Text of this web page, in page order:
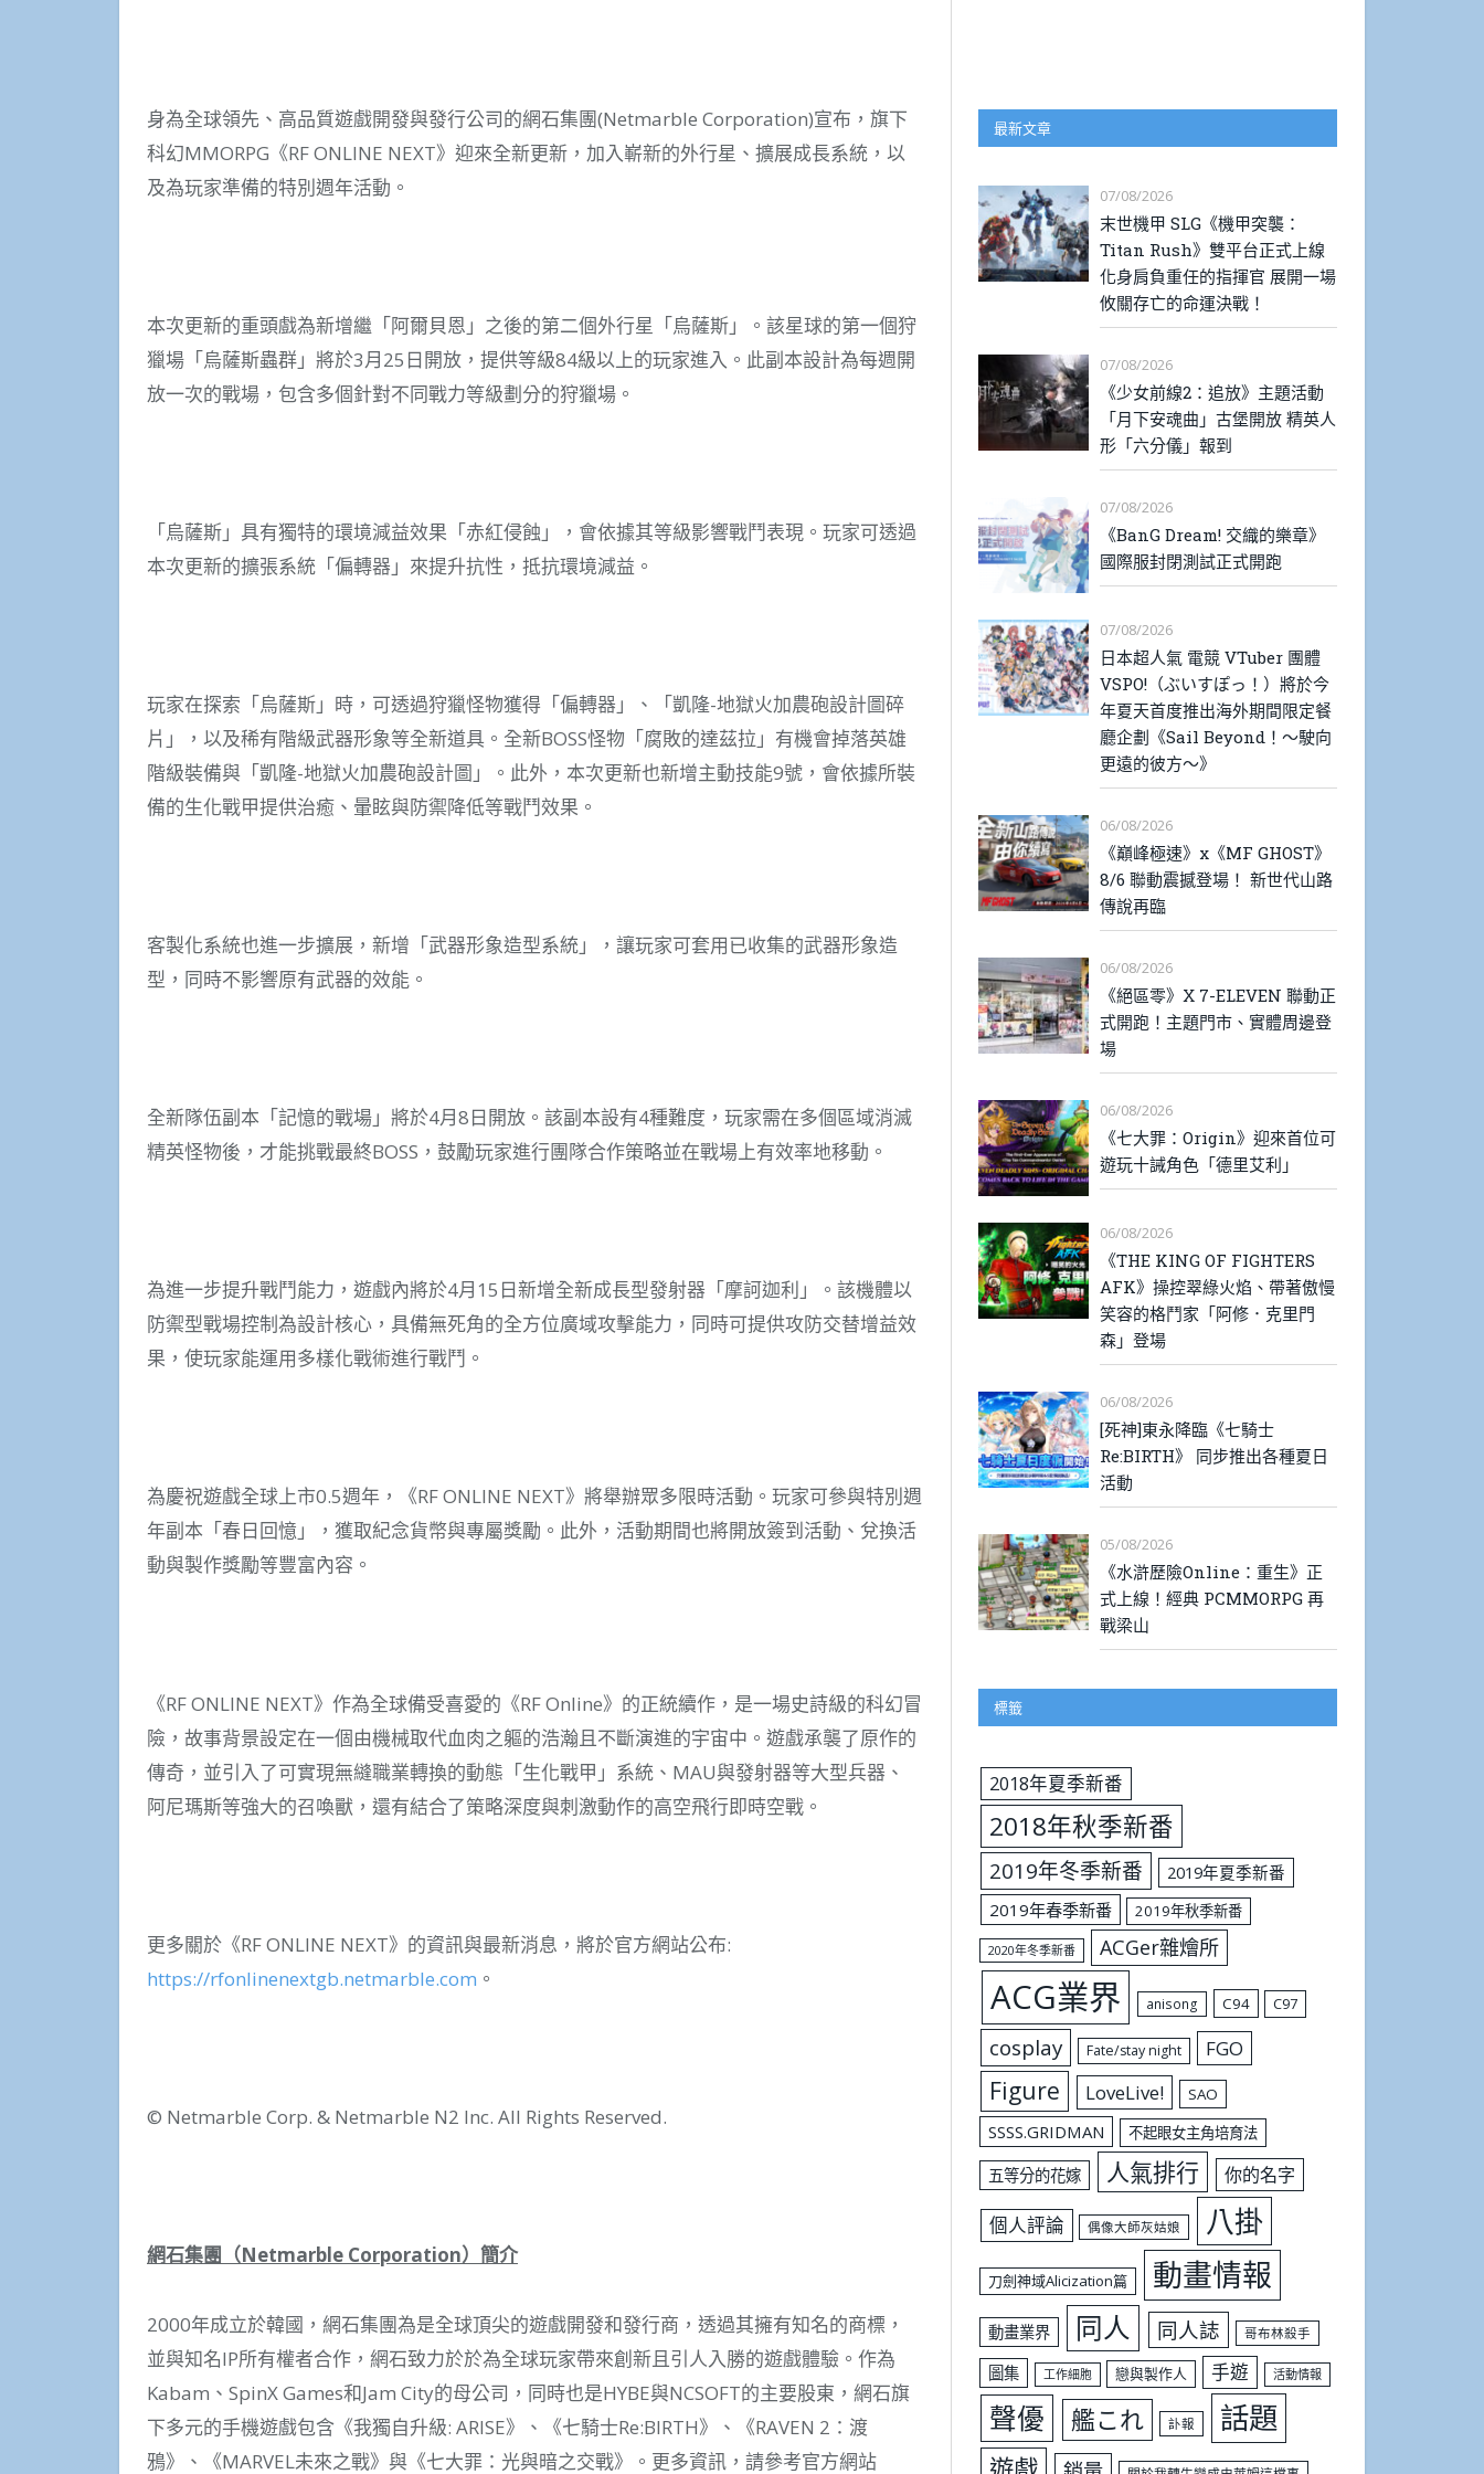
身為全球領先、高品質遊戲開發與發行公司的網石集團(Netmarble Corporation)宣布，旗下
科幻MMORPG《RF ONLINE NEXT》迎來全新更新，加入嶄新的外行星、擴展成長系統，以
及為玩家準備的特別週年活動。
本次更新的重頭戲為新增繼「阿爾貝恩」之後的第二個外行星「烏薩斯」。該星球的第一個狩
獵場「烏薩斯蟲群」將於3月25日開放，提供等級84級以上的玩家進入。此副本設計為每週開
放一次的戰場，包含多個針對不同戰力等級劃分的狩獵場。
「烏薩斯」具有獨特的環境減益效果「赤紅侵蝕」，會依據其等級影響戰鬥表現。玩家可透過
本次更新的擴張系統「偏轉器」來提升抗性，抵抗環境減益。
玩家在探索「烏薩斯」時，可透過狩獵怪物獲得「偏轉器」、「凱隆-地獄火加農砲設計圖碎
片」，以及稀有階級武器形象等全新道具。全新BOSS怪物「腐敗的達茲拉」有機會掉落英雄
階級裝備與「凱隆-地獄火加農砲設計圖」。此外，本次更新也新增主動技能9號，會依據所裝
備的生化戰甲提供治癒、暈眩與防禦降低等戰鬥效果。
客製化系統也進一步擴展，新增「武器形象造型系統」，讓玩家可套用已收集的武器形象造
型，同時不影響原有武器的效能。
全新隊伍副本「記憶的戰場」將於4月8日開放。該副本設有4種難度，玩家需在多個區域消滅
精英怪物後，才能挑戰最終BOSS，鼓勵玩家進行團隊合作策略並在戰場上有效率地移動。
為進一步提升戰鬥能力，遊戲內將於4月15日新增全新成長型發射器「摩訶迦利」。該機體以
防禦型戰場控制為設計核心，具備無死角的全方位廣域攻擊能力，同時可提供攻防交替增益效
果，使玩家能運用多樣化戰術進行戰鬥。
為慶祝遊戲全球上市0.5週年，《RF ONLINE NEXT》將舉辦眾多限時活動。玩家可參與特別週
年副本「春日回憶」，獲取紀念貨幣與專屬獎勵。此外，活動期間也將開放簽到活動、兌換活
動與製作獎勵等豐富內容。
《RF ONLINE NEXT》作為全球備受喜愛的《RF Online》的正統續作，是一場史詩級的科幻冒
險，故事背景設定在一個由機械取代血肉之軀的浩瀚且不斷演進的宇宙中。遊戲承襲了原作的
傳奇，並引入了可實現無縫職業轉換的動態「生化戰甲」系統、MAU與發射器等大型兵器、
阿尼瑪斯等強大的召喚獸，還有結合了策略深度與刺激動作的高空飛行即時空戰。
更多關於《RF ONLINE NEXT》的資訊與最新消息，將於官方網站公布:
https://rfonlinenextgb.netmarble.com 。
© Netmarble Corp. & Netmarble N2 Inc. All Rights Reserved.
網石集團（Netmarble Corporation）簡介
2000年成立於韓國，網石集團為是全球頂尖的遊戲開發和發行商，透過其擁有知名的商標，
並與知名IP所有權者合作，網石致力於於為全球玩家帶來創新且引人入勝的遊戲體驗。作為
Kabam、SpinX Games和Jam City的母公司，同時也是HYBE與NCSOFT的主要股東，網石旗
下多元的手機遊戲包含《我獨自升級: ARISE》、《七騎士Re:BIRTH》、《RAVEN 2：渡
鴉》、《MARVEL未來之戰》與《七大罪：光與暗之交戰》。更多資訊，請參考官方網站
最新文章
07/08/2026
末世機甲 SLG《機甲突襲：
Titan Rush》雙平台正式上線
化身肩負重任的指揮官 展開一場
攸關存亡的命運決戰！
07/08/2026
《少女前線2：追放》主題活動
「月下安魂曲」古堡開放 精英人
形「六分儀」報到
07/08/2026
《BanG Dream! 交織的樂章》
國際服封閉測試正式開跑
07/08/2026
日本超人氣 電競 VTuber 團體
VSPO!（ぶいすぽっ！）將於今
年夏天首度推出海外期間限定餐
廳企劃《Sail Beyond！～駛向
更遠的彼方～》
06/08/2026
《巔峰極速》x《MF GHOST》
8/6 聯動震撼登場！ 新世代山路
傳說再臨
06/08/2026
《絕區零》X 7-ELEVEN 聯動正
式開跑！主題門市、實體周邊登
場
06/08/2026
《七大罪：Origin》迎來首位可
遊玩十誡角色「德里艾利」
06/08/2026
《THE KING OF FIGHTERS
AFK》操控翠綠火焰、帶著傲慢
笑容的格鬥家「阿修．克里門
森」登場
06/08/2026
[死神]東永降臨《七騎士
Re:BIRTH》 同步推出各種夏日
活動
05/08/2026
《水滸歷險Online：重生》正
式上線！經典 PCMMORPG 再
戰梁山
標籤
2018年夏季新番
2018年秋季新番
2019年冬季新番
2019年夏季新番
2019年春季新番
2019年秋季新番
2020年冬季新番 ACGer雜燴所
ACG業界 anisong C94 C97
cosplay Fate/stay night FGO
Figure LoveLive! SAO
SSSS.GRIDMAN 不起眼女主角培育法
五等分的花嫁 人氣排行 你的名字
個人評論 偶像大師灰姑娘 八掛
刀劍神域Alicization篇 動畫情報
動畫業界 同人 同人誌 哥布林殺手
圖集 工作細胞 戀與製作人 手遊 活動情報
聲優 艦これ 訃報 話題